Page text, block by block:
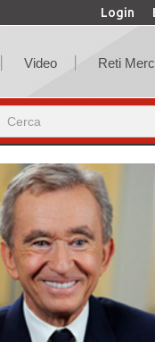
Login
Video Reti